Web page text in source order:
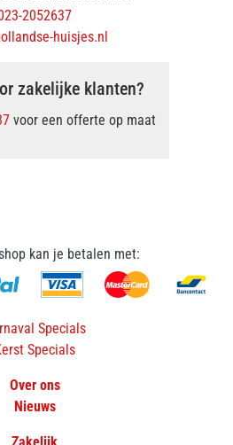
2052637
huisjes.nl
zakelijke klanten?
voor een offerte op maat
kan je betalen met:
Specials
Specials
Over ons
Nieuws